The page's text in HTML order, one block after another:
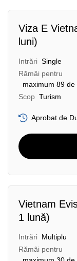
Viza E
luni)
Intrări Single
Rămâi pentru
maximum 89
Scop Turism
Aprobat de
Vietnam
1 lună)
Intrări Multiplu
Rămâi pentru